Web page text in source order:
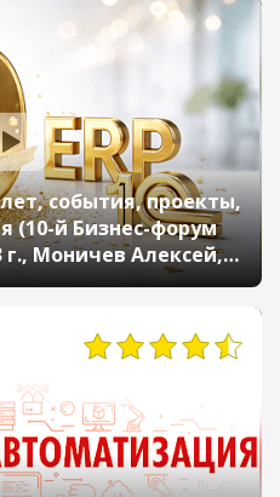
события, проекты,
(10-й Бизнес-форум
г., Моничев Алексей,